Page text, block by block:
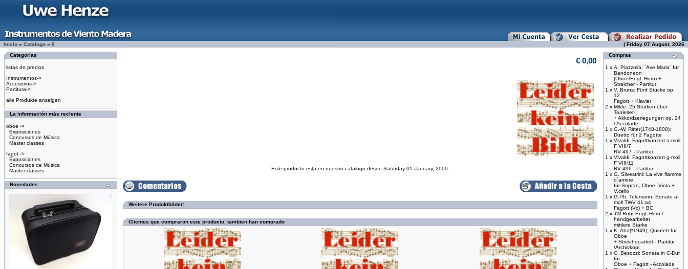
Inicio » Catalogo » 0
| Friday 07 August, 2026
Categorias
listas de precios
Instrumentos->
Accesorios->
Partitura->
alle Produkte anzeigen
La información más reciente
oboe ->
Exposiciones
Concursos de Música
Master classes
fagot ->
Exposiciones
Concursos de Música
Master classes
Novedades
€ 0,00
Este producto esta en nuestro catalogo desde Saturday 01 January, 2000.
Weitere Produktbilder:
Clientes que compraron este producto, tambien han comprado
Compras
1 x A. Piazzolla: ´Ave Maria´ für
Bandoneon
(Oboe/Engl. Horn) +
Streicher - Partitur
1 x V. Bruns: Fünf Stücke op.
12
Fagott + Klavier
2 x Milde: 25 Studien über
Tonleiter-
+ Akkordzerlegungen op. 24
/ Accolade
1 x G.-W. Ritter(1748-1808):
Duetto für 2 Fagotte
1 x Vivaldi: Fagottkonzert a-moll
F VIII/7
RV 497 - Partitur
1 x Vivaldi: Fagottkonzert g-moll
F VIII/11
RV 496 - Partitur
1 x G. Silvestrini: La vive flamme
d´amore
für Sopran, Oboe, Viola +
V.cello
1 x G.Ph. Telemann: Sonate a-
moll TWV 41:a4
Fagott (Vc) + BC
2 x JW Rohr Engl. Horn /
handgearbeitet
mittlere Stärke
1 x K. Aho(*1949): Quintett für
Oboe
+ Streichquartett - Partitur
/Archivkopi
1 x C. Besozzi: Sonata in C-Dur
für
Oboe + Fagott - Accolade